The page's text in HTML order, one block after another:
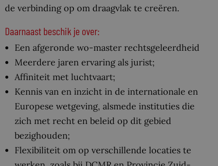
de verbinding op om draagvlak te creëren.
Daarnaast beschik je over:
Een afgeronde wo-master rechtsgeleerdheid
Meerdere jaren ervaring als jurist;
Affiniteit met luchtvaart;
Kennis van en inzicht in de internationale en
Europese wetgeving, alsmede instituties die
zich met recht en beleid op dit gebied
bezighouden;
Flexibiliteit om op verschillende locaties te